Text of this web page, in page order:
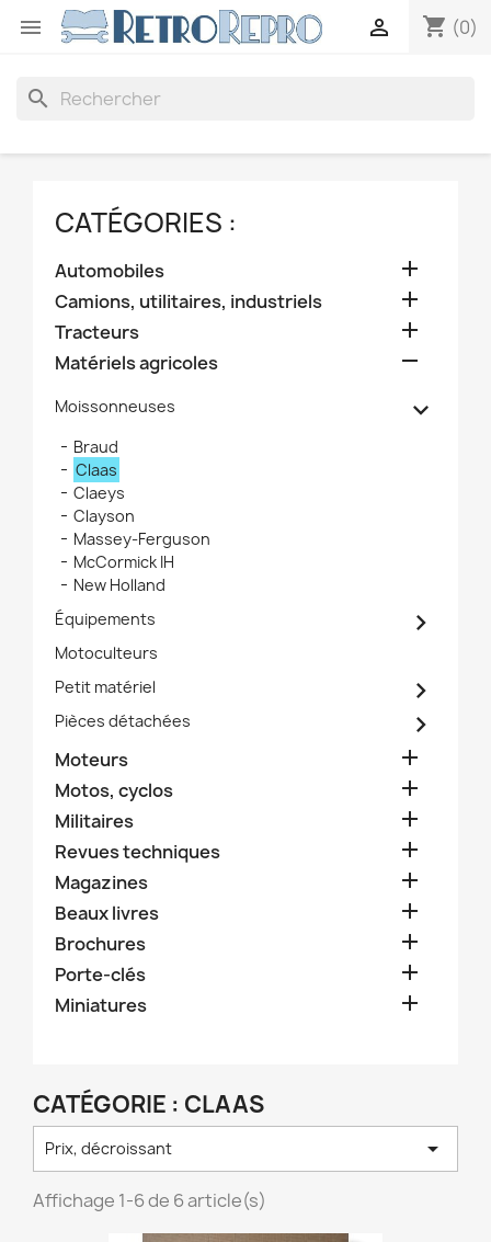
 shopping_cart (0)

search
CATÉGORIES :
Automobiles 
Camions, utilitaires, industriels 
Tracteurs 
Matériels agricoles 
Moissonneuses 
Braud
Claas
Claeys
Clayson
Massey-Ferguson
McCormick IH
New Holland
Équipements

Motoculteurs
Petit matériel

Pièces détachées 
Moteurs 
Motos, cyclos 
Militaires 
Revues techniques 
Magazines 
Beaux livres 
Brochures 
Porte-clés 
Miniatures 
CATÉGORIE : CLAAS
Prix, décroissant 
Affichage 1-6 de 6 article(s)